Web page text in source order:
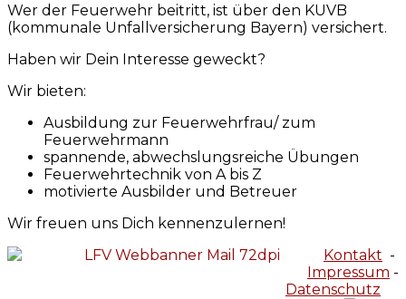
Wer der Feuerwehr beitritt, ist über den KUVB
(kommunale Unfallversicherung Bayern) versichert.
Haben wir Dein Interesse geweckt?
Wir bieten:
Ausbildung zur Feuerwehrfrau/ zum
Feuerwehrmann
spannende, abwechslungsreiche Übungen
Feuerwehrtechnik von A bis Z
motivierte Ausbilder und Betreuer
Wir freuen uns Dich kennenzulernen!
Kontakt -
Impressum -
Datenschutz